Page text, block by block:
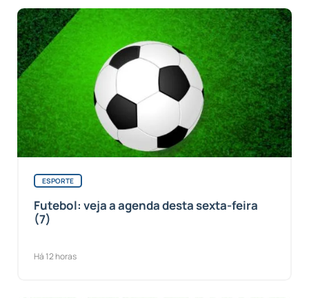
ESPORTE
Futebol: veja a agenda desta sexta-feira
(7)
Há 12 horas